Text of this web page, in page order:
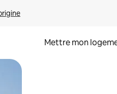
Mettre mon